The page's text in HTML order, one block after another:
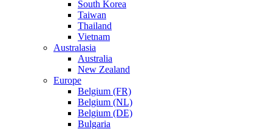
South Korea
Taiwan
Thailand
Vietnam
Australasia
Australia
New Zealand
Europe
Belgium (FR)
Belgium (NL)
Belgium (DE)
Bulgaria